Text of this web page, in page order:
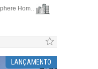
Apartamento no Edifício Atmosphere Home Spa
LANÇAMENTO